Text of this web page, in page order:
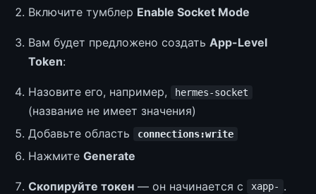
Включите тумблер Enable Socket Mode
Вам будет предложено создать App-Level
Token:
Назовите его, например, hermes-socket
(название не имеет значения)
Добавьте область
connections:write
Нажмите Generate
Скопируйте токен — он начинается с xapp- .